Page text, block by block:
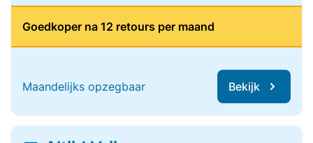
Goedkoper na 12 retours per maand
Maandelijks opzegbaar Bekijk